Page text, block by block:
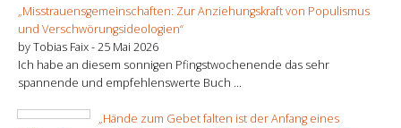
„Misstrauensgemeinschaften: Zur Anziehungskraft von Populismus
und Verschwörungsideologien“
by Tobias Faix -25 Mai 2026
Ich habe an diesem sonnigen Pfingstwochenende das sehr
spannende und empfehlenswerte Buch ...
„Hände zum Gebet falten ist der Anfang eines